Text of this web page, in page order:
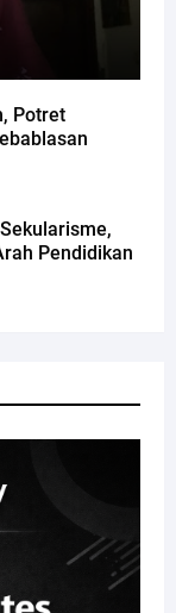
Potret
Pendidikan